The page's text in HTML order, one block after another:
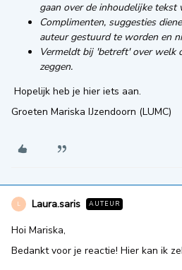
gaan over de inhoudelijke tekst
Complimenten, suggesties
auteur gestuurd te worden en
Vermeldt bij 'betreft' over welk
zeggen.
Hopelijk heb je hier iets aan.
Groeten Mariska IJzendoorn (LUMC)
L Laura.saris AUTEUR
Hoi Mariska,
Bedankt voor je reactie! Hier kan ik